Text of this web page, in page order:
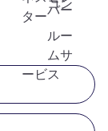
ター
コン
バー
ルー
ムサ
ービス